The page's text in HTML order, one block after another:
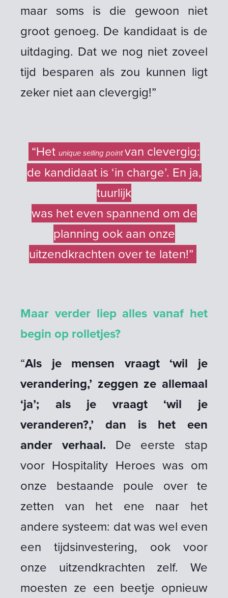
maar soms is die gewoon niet
groot genoeg. De kandidaat is de
uitdaging. Dat we nog niet zoveel
tijd besparen als zou kunnen ligt
zeker niet aan clevergig!”
“Het unique selling pointvan clevergig:
de kandidaat is ‘in charge’. En ja,
tuurlijk
was het even spannend om de
planning ook aan onze
uitzendkrachten over te laten!”
Maar verder liep alles vanaf het
begin op rolletjes?
“Als je mensen vraagt ‘wil je
verandering,’ zeggen ze allemaal
‘ja’; als je vraagt ‘wil je
veranderen?,’ dan is het een
ander verhaal. De eerste stap
voor Hospitality Heroes was om
onze bestaande poule over te
zetten van het ene naar het
andere systeem: dat was wel even
een tijdsinvestering, ook voor
onze uitzendkrachten zelf. We
moesten ze een beetje opnieuw